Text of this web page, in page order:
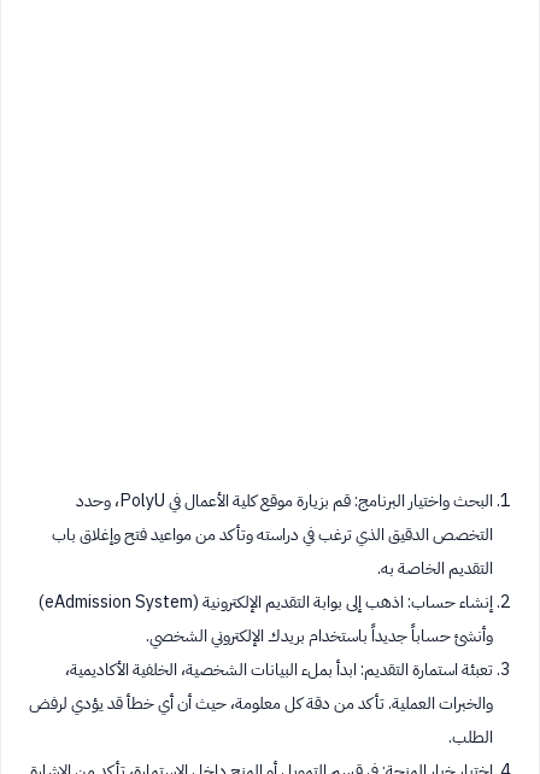
البحث واختيار البرنامج: قم بزيارة موقع كلية الأعمال في PolyU، وحدد
التخصص الدقيق الذي ترغب في دراسته وتأكد من مواعيد فتح وإغلاق باب
التقديم الخاصة به.
إنشاء حساب: اذهب إلى بوابة التقديم الإلكترونية (eAdmission System)
وأنشئ حساباً جديداً باستخدام بريدك الإلكتروني الشخصي.
تعبئة استمارة التقديم: ابدأ بملء البيانات الشخصية، الخلفية الأكاديمية،
والخبرات العملية. تأكد من دقة كل معلومة، حيث أن أي خطأ قد يؤدي لرفض
الطلب.